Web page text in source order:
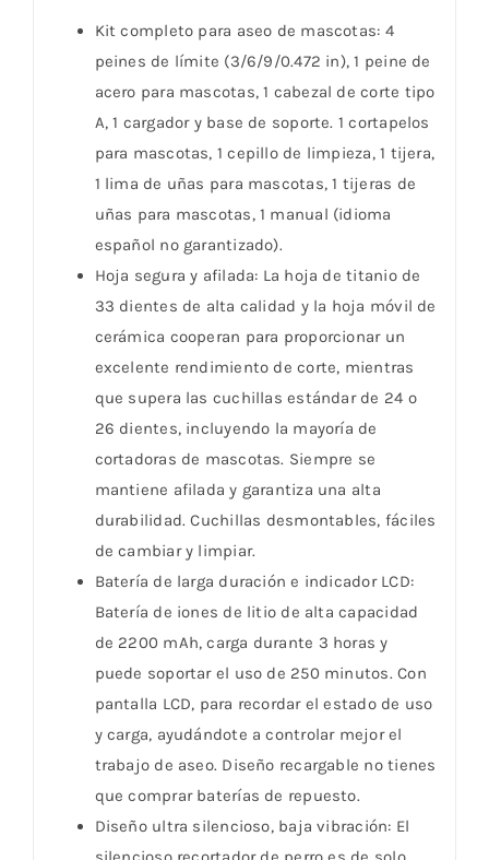
Kit completo para aseo de mascotas: 4
peines de límite (3/6/9/0.472 in), 1 peine de
acero para mascotas, 1 cabezal de corte tipo
A, 1 cargador y base de soporte. 1 cortapelos
para mascotas, 1 cepillo de limpieza, 1 tijera,
1 lima de uñas para mascotas, 1 tijeras de
uñas para mascotas, 1 manual (idioma
español no garantizado).
Hoja segura y afilada: La hoja de titanio de
33 dientes de alta calidad y la hoja móvil de
cerámica cooperan para proporcionar un
excelente rendimiento de corte, mientras
que supera las cuchillas estándar de 24 o
26 dientes, incluyendo la mayoría de
cortadoras de mascotas. Siempre se
mantiene afilada y garantiza una alta
durabilidad. Cuchillas desmontables, fáciles
de cambiar y limpiar.
Batería de larga duración e indicador LCD:
Batería de iones de litio de alta capacidad
de 2200 mAh, carga durante 3 horas y
puede soportar el uso de 250 minutos. Con
pantalla LCD, para recordar el estado de uso
y carga, ayudándote a controlar mejor el
trabajo de aseo. Diseño recargable no tienes
que comprar baterías de repuesto.
Diseño ultra silencioso, baja vibración: El